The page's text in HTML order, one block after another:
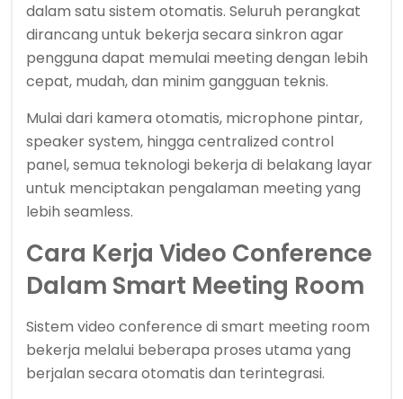
dalam satu sistem otomatis. Seluruh perangkat
dirancang untuk bekerja secara sinkron agar
pengguna dapat memulai meeting dengan lebih
cepat, mudah, dan minim gangguan teknis.
Mulai dari kamera otomatis, microphone pintar,
speaker system, hingga centralized control
panel, semua teknologi bekerja di belakang layar
untuk menciptakan pengalaman meeting yang
lebih seamless.
Cara Kerja Video Conference
Dalam Smart Meeting Room
Sistem video conference di smart meeting room
bekerja melalui beberapa proses utama yang
berjalan secara otomatis dan terintegrasi.